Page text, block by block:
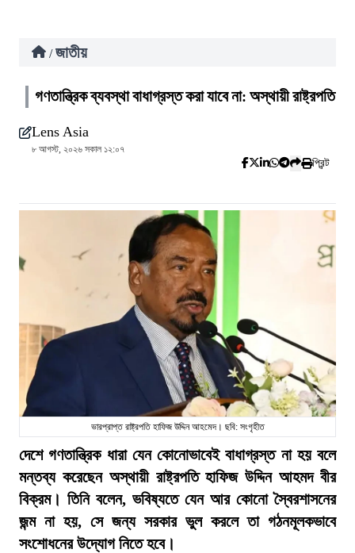
/ জাতীয়
গণতান্ত্রিক ব্যবস্থা বাধাগ্রস্ত করা যাবে না: অস্থায়ী রাষ্ট্রপতি
Lens Asia
৮ আগস্ট, ২০২৬ সকাল ১২:০৭
প্রিন্ট
ভারপ্রাপ্ত রাষ্ট্রপতি হাফিজ উদ্দিন আহমেদ। ছবি: সংগৃহীত
দেশে গণতান্ত্রিক ধারা যেন কোনোভাবেই বাধাগ্রস্ত না হয় বলে
মন্তব্য করেছেন অস্থায়ী রাষ্ট্রপতি হাফিজ উদ্দিন আহমদ বীর
বিক্রম। তিনি বলেন, ভবিষ্যতে যেন আর কোনো স্বৈরশাসনের
জন্ম না হয়, সে জন্য সরকার ভুল করলে তা গঠনমূলকভাবে
সংশোধনের উদ্যোগ নিতে হবে।